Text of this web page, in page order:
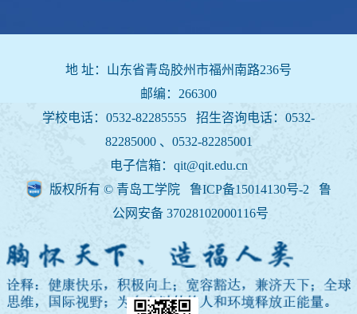
地 址：山东省青岛胶州市福州南路236号
邮编：266300
学校电话：0532-82285555 招生咨询电话： 0532-
82285000 、0532-82285001
电子信箱：qit@qit.edu.cn
版权所有 © 青岛工学院 鲁ICP备15014130号-2
鲁
公网安备 37028102000116号